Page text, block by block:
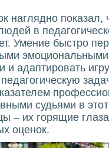
наглядно показал,
в
Умение быстро
эмоциональными
и адаптировать
судьями в
– их горящие
оценок.